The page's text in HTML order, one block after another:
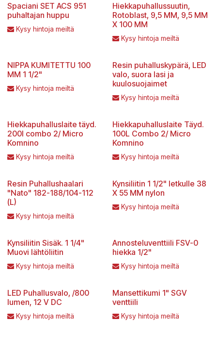
Spaciani SET ACS 951
puhaltajan huppu
Kysy hintoja meiltä
Hiekkapuhallussuutin,
Rotoblast, 9,5 MM, 9,5 MM
X 100 MM
Kysy hintoja meiltä
NIPPA KUMITETTU 100
MM 1 1/2"
Kysy hintoja meiltä
Resin puhalluskypärä, LED
valo, suora lasi ja
kuulosuojaimet
Kysy hintoja meiltä
Hiekkapuhalluslaite täyd.
200l combo 2/ Micro
Komnino
Kysy hintoja meiltä
Hiekkapuhalluslaite Täyd.
100L Combo 2/ Micro
Komnino
Kysy hintoja meiltä
Resin Puhallushaalari
"Nato" 182-188/104-112
(L)
Kysy hintoja meiltä
Kynsiliitin 1 1/2" letkulle 38
X 55 MM nylon
Kysy hintoja meiltä
Kynsiliitin Sisäk. 1 1/4"
Muovi lähtöliitin
Kysy hintoja meiltä
Annosteluventtiili FSV-0
hiekka 1/2"
Kysy hintoja meiltä
LED Puhallusvalo, /800
lumen, 12 V DC
Kysy hintoja meiltä
Mansettikumi 1" SGV
venttiili
Kysy hintoja meiltä